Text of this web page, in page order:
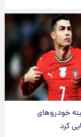
خودروهای
کرد